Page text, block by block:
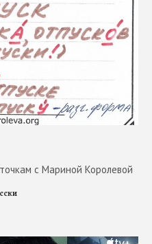
с Мариной Королевой